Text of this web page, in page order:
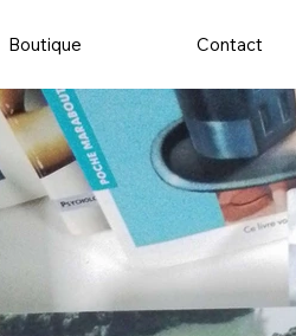
Boutique Contact